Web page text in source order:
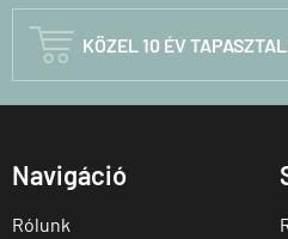
 KÖZEL 10 ÉV
Navigáció
Rólunk